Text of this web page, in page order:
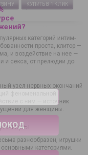
КУПИТЬ В 1 КЛИК
категорий интим-
проста, клитор —
и воздействие на нее —
и секса, от прелюдии до
узел нервных окончаний
феноменальной
с ним — источник
для женщины.
разнообразен, игрушки
категориями.